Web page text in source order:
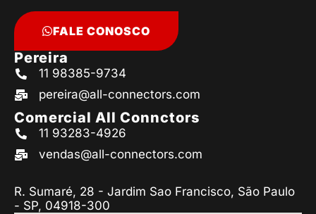
FALE CONOSCO
Pereira
11 98385-9734
pereira@all-connectors.com
Comercial All Connctors
11 93283-4926
vendas@all-connectors.com
R. Sumaré, 28 - Jardim Sao Francisco, São Paulo
- SP, 04918-300